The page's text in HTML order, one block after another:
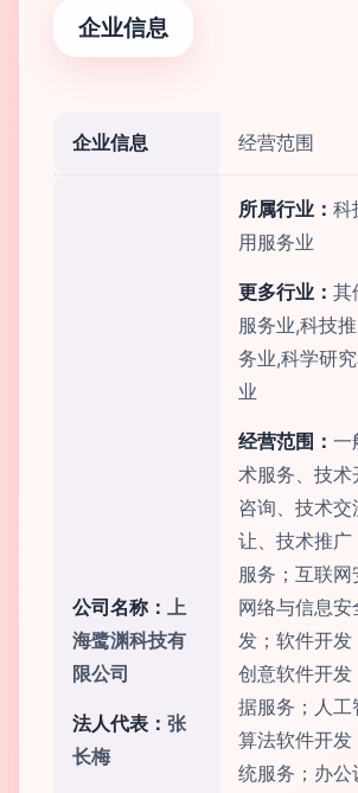
企业信息
企业信息 经营范围
公司名称： 上
海鹭渊科技有
限公司
法人代表： 张
长梅
所属行业： 科
用服务业
更多行业： 其
服务业,科技
务业,科学研
业
经营范围： 一
术服务、技术
咨询、技术
让、技术推广
服务；互联网
网络与信息安
发；软件开发
创意软件开发
据服务；人工
算法软件开发
统服务；办公